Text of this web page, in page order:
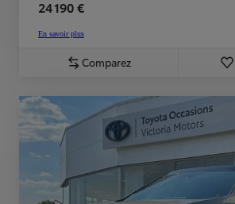
24 190 €
En savoir plus
Comparez